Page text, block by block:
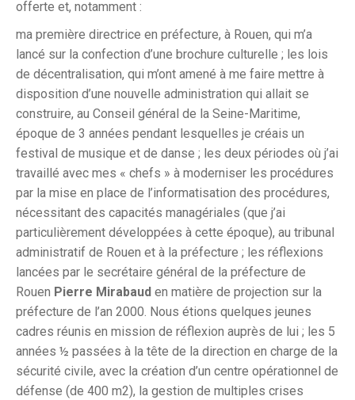
offerte et, notamment :
ma première directrice en préfecture, à Rouen, qui m’a
lancé sur la confection d’une brochure culturelle ; les lois
de décentralisation, qui m’ont amené à me faire mettre à
disposition d’une nouvelle administration qui allait se
construire, au Conseil général de la Seine-Maritime,
époque de 3 années pendant lesquelles je créais un
festival de musique et de danse ; les deux périodes où j’ai
travaillé avec mes « chefs » à moderniser les procédures
par la mise en place de l’informatisation des procédures,
nécessitant des capacités managériales (que j’ai
particulièrement développées à cette époque), au tribunal
administratif de Rouen et à la préfecture ; les réflexions
lancées par le secrétaire général de la préfecture de
Rouen Pierre Mirabaud en matière de projection sur la
préfecture de l’an 2000. Nous étions quelques jeunes
cadres réunis en mission de réflexion auprès de lui ; les 5
années ½ passées à la tête de la direction en charge de la
sécurité civile, avec la création d’un centre opérationnel de
défense (de 400 m2), la gestion de multiples crises